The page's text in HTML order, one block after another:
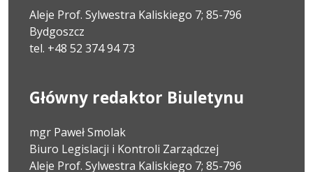
Aleje Prof. Sylwestra Kaliskiego 7; 85-796
Bydgoszcz
tel. +48 52 374 94 73
Główny redaktor Biuletynu
mgr Paweł Smolak
Biuro Legislacji i Kontroli Zarządczej
Aleje Prof. Sylwestra Kaliskiego 7; 85-796